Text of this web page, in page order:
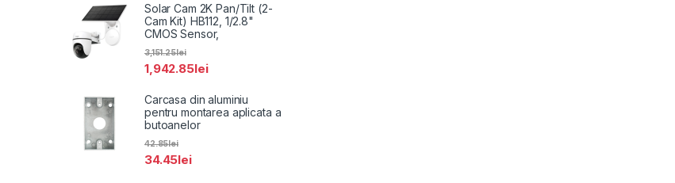
Solar Cam 2K Pan/Tilt (2-
Cam Kit) HB112, 1/2.8"
CMOS Sensor,
1,942.85lei
3,151.25lei
Carcasa din aluminiu
pentru montarea aplicata a
butoanelor
34.45lei
42.85lei